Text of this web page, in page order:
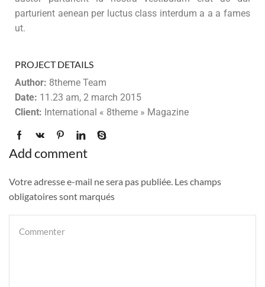
parturient aenean per luctus class interdum a a a fames
ut.
PROJECT DETAILS
Author: 8theme Team
Date: 11.23 am, 2 march 2015
Client: International « 8theme » Magazine
Add comment
Votre adresse e-mail ne sera pas publiée. Les champs
obligatoires sont marqués